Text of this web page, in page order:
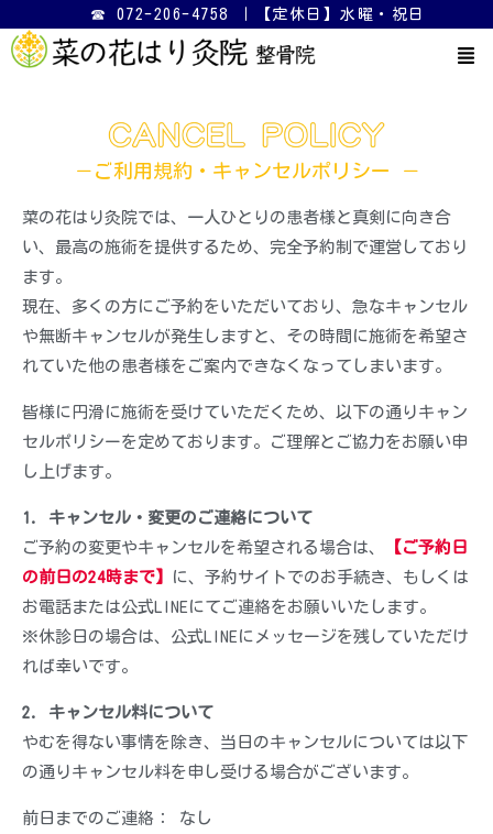
☎ 072-206-4758 ｜【定休日】水曜・祝日
－ご利用規約・キャンセルポリシー －
菜の花はり灸院では、一人ひとりの患者様と真剣に向き合
い、最高の施術を提供するため、完全予約制で運営しており
ます。
現在、多くの方にご予約をいただいており、急なキャンセル
や無断キャンセルが発生しますと、その時間に施術を希望さ
れていた他の患者様をご案内できなくなってしまいます。
皆様に円滑に施術を受けていただくため、以下の通りキャン
セルポリシーを定めております。ご理解とご協力をお願い申
し上げます。
1. キャンセル・変更のご連絡について
ご予約の変更やキャンセルを希望される場合は、
【ご予約日
の前日の24時まで】
に、予約サイトでのお手続き、もしくは
お電話または公式LINEにてご連絡をお願いいたします。
※休診日の場合は、公式LINEにメッセージを残していただけ
れば幸いです。
2. キャンセル料について
やむを得ない事情を除き、当日のキャンセルについては以下
の通りキャンセル料を申し受ける場合がございます。
前日までのご連絡： なし